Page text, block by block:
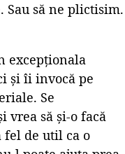
Sau să ne plictisim.
excepționala
și îi invocă pe
Se
vrea să și-o facă
fel de util ca o